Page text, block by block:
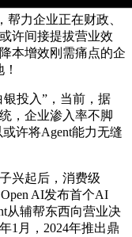
力企业正在财政、
许间接提拔营业效
本增效刚需痛点的企
投入”，当前，据
，企业渗入率不脚
许将Agent能力无缝
兴起后，消费级
AI发布首个AI
从辅帮东西向营业决
1月，2024年推出鼎